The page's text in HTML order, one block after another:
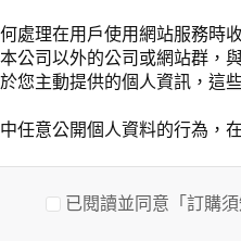
處理在用戶使用網站服務
公司以外的公司或網站群，
您主動提供的個人資訊，
任意公開個人資料的行為，
，可能會請您提供相關個人
已閱讀並同意「訂購